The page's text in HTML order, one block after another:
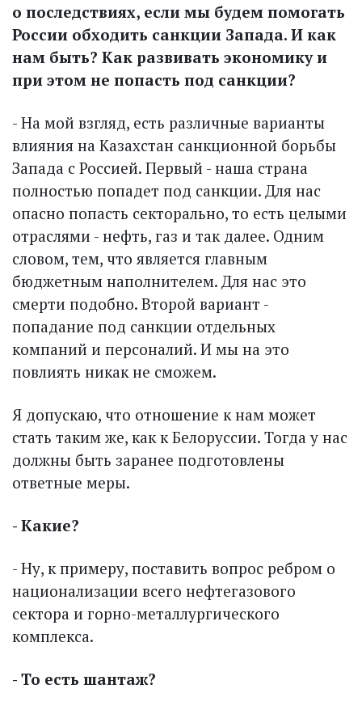
о последствиях, если мы будем помогать
России обходить санкции Запада. И как
нам быть? Как развивать экономику и
при этом не попасть под санкции?
- На мой взгляд, есть различные варианты
влияния на Казахстан санкционной борьбы
Запада с Россией. Первый - наша страна
полностью попадет под санкции. Для нас
опасно попасть секторально, то есть целыми
отраслями - нефть, газ и так далее. Одним
словом, тем, что является главным
бюджетным наполнителем. Для нас это
смерти подобно. Второй вариант -
попадание под санкции отдельных
компаний и персоналий. И мы на это
повлиять никак не сможем.
Я допускаю, что отношение к нам может
стать таким же, как к Белоруссии. Тогда у нас
должны быть заранее подготовлены
ответные меры.
- Какие?
- Ну, к примеру, поставить вопрос ребром о
национализации всего нефтегазового
сектора и горно-металлургического
комплекса.
- То есть шантаж?